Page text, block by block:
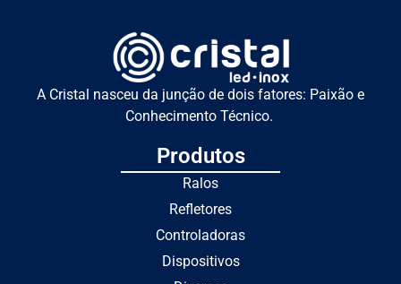
A Cristal nasceu da junção de dois fatores: Paixão e
Conhecimento Técnico.
Produtos
Ralos
Refletores
Controladoras
Dispositivos